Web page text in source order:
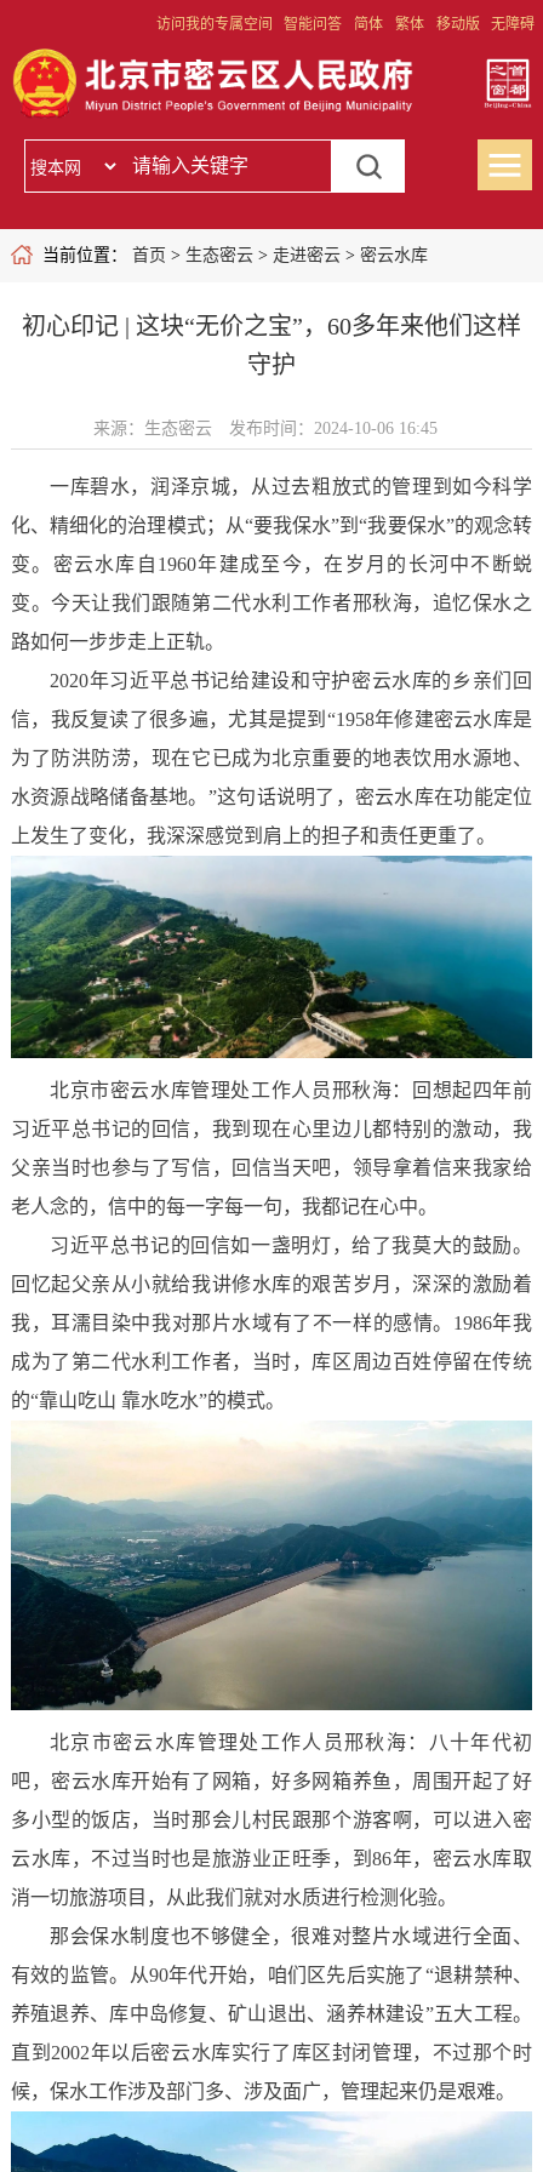
访问我的专属空间 智能问答 简体 繁体 移动版 无障碍
当前位置： 首页 > 生态密云> 走进密云> 密云水库
初心印记 | 这块“无价之宝”，60多年来他们这样
守护
来源：生态密云 发布时间：2024-10-06 16:45
一库碧水，润泽京城，从过去粗放式的管理到如今科学
化、精细化的治理模式；从“要我保水”到“我要保水”的观念转
变。密云水库自1960年建成至今，在岁月的长河中不断蜕
变。今天让我们跟随第二代水利工作者邢秋海，追忆保水之
路如何一步步走上正轨。
2020年习近平总书记给建设和守护密云水库的乡亲们回
信，我反复读了很多遍，尤其是提到“1958年修建密云水库是
为了防洪防涝，现在它已成为北京重要的地表饮用水源地、
水资源战略储备基地。”这句话说明了，密云水库在功能定位
上发生了变化，我深深感觉到肩上的担子和责任更重了。
北京市密云水库管理处工作人员邢秋海：回想起四年前
习近平总书记的回信，我到现在心里边儿都特别的激动，我
父亲当时也参与了写信，回信当天吧，领导拿着信来我家给
老人念的，信中的每一字每一句，我都记在心中。
习近平总书记的回信如一盏明灯，给了我莫大的鼓励。
回忆起父亲从小就给我讲修水库的艰苦岁月，深深的激励着
我，耳濡目染中我对那片水域有了不一样的感情。1986年我
成为了第二代水利工作者，当时，库区周边百姓停留在传统
的“靠山吃山 靠水吃水”的模式。
北京市密云水库管理处工作人员邢秋海：八十年代初
吧，密云水库开始有了网箱，好多网箱养鱼，周围开起了好
多小型的饭店，当时那会儿村民跟那个游客啊，可以进入密
云水库，不过当时也是旅游业正旺季，到86年，密云水库取
消一切旅游项目，从此我们就对水质进行检测化验。
那会保水制度也不够健全，很难对整片水域进行全面、
有效的监管。从90年代开始，咱们区先后实施了“退耕禁种、
养殖退养、库中岛修复、矿山退出、涵养林建设”五大工程。
直到2002年以后密云水库实行了库区封闭管理，不过那个时
候，保水工作涉及部门多、涉及面广，管理起来仍是艰难。